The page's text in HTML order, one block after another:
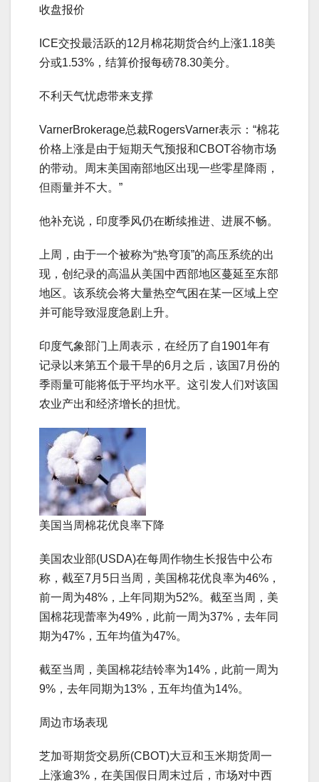
收盘报价
ICE交投最活跃的12月棉花期货合约上涨1.18美
分或1.53%，结算价报每磅78.30美分。
不利天气忧虑带来支撑
VarnerBrokerage总裁RogersVarner表示：“棉花
价格上涨是由于短期天气预报和CBOT谷物市场
的带动。周末美国南部地区出现一些零星降雨，
但雨量并不大。”
他补充说，印度季风仍在断续推进、进展不畅。
上周，由于一个被称为“热穹顶”的高压系统的出
现，创纪录的高温从美国中西部地区蔓延至东部
地区。该系统会将大量热空气困在某一区域上空
并可能导致湿度急剧上升。
印度气象部门上周表示，在经历了自1901年有
记录以来第五个最干旱的6月之后，该国7月份的
季雨量可能将低于平均水平。这引发人们对该国
农业产出和经济增长的担忧。
美国当周棉花优良率下降
美国农业部(USDA)在每周作物生长报告中公布
称，截至7月5日当周，美国棉花优良率为46%，
前一周为48%，上年同期为52%。截至当周，美
国棉花现蕾率为49%，此前一周为37%，去年同
期为47%，五年均值为47%。
截至当周，美国棉花结铃率为14%，此前一周为
9%，去年同期为13%，五年均值为14%。
周边市场表现
芝加哥期货交易所(CBOT)大豆和玉米期货周一
上涨逾3%，在美国假日周末过后，市场对中西